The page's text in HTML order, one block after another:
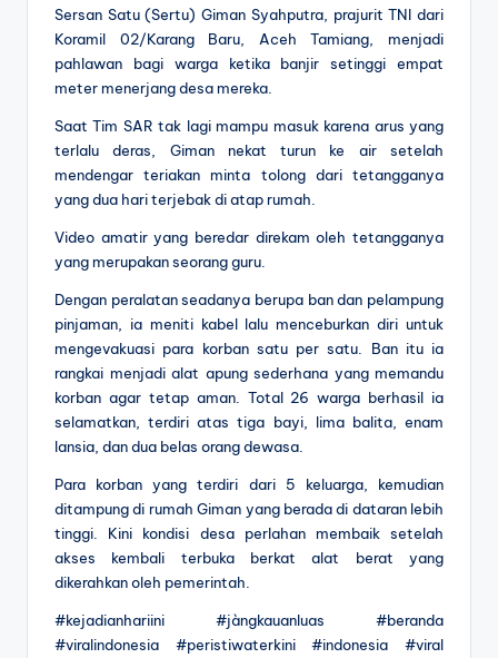
Sersan Satu (Sertu) Giman Syahputra, prajurit TNI dari
Koramil 02/Karang Baru, Aceh Tamiang, menjadi
pahlawan bagi warga ketika banjir setinggi empat
meter menerjang desa mereka.
Saat Tim SAR tak lagi mampu masuk karena arus yang
terlalu deras, Giman nekat turun ke air setelah
mendengar teriakan minta tolong dari tetangganya
yang dua hari terjebak di atap rumah.
Video amatir yang beredar direkam oleh tetangganya
yang merupakan seorang guru.
Dengan peralatan seadanya berupa ban dan pelampung
pinjaman, ia meniti kabel lalu menceburkan diri untuk
mengevakuasi para korban satu per satu. Ban itu ia
rangkai menjadi alat apung sederhana yang memandu
korban agar tetap aman. Total 26 warga berhasil ia
selamatkan, terdiri atas tiga bayi, lima balita, enam
lansia, dan dua belas orang dewasa.
Para korban yang terdiri dari 5 keluarga, kemudian
ditampung di rumah Giman yang berada di dataran lebih
tinggi. Kini kondisi desa perlahan membaik setelah
akses kembali terbuka berkat alat berat yang
dikerahkan oleh pemerintah.
#kejadianhariini #jàngkauanluas #beranda
#viralindonesia #peristiwaterkini #indonesia #viral